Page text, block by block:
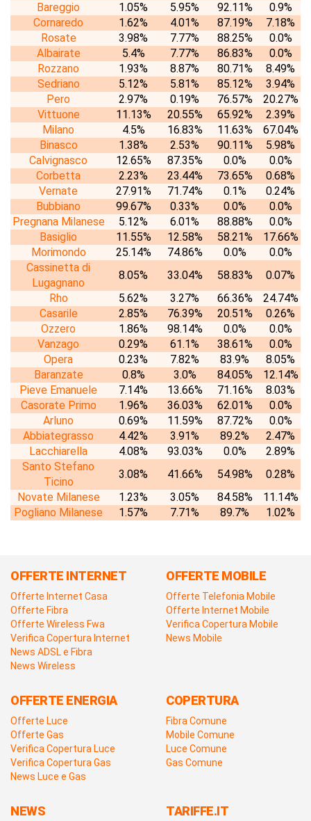
Bareggio
1.05% 5.95% 92.11%
0.9%
Cornaredo
1.62% 4.01% 87.19%
7.18%
Rosate
3.98% 7.77% 88.25%
0.0%
Albairate
5.4% 7.77% 86.83%
0.0%
Rozzano
1.93% 8.87% 80.71%
8.49%
Sedriano
5.12% 5.81% 85.12%
3.94%
Pero
2.97% 0.19% 76.57%
20.27%
Vittuone
11.13% 20.55% 65.92%
2.39%
Milano
4.5% 16.83% 11.63%
67.04%
Binasco
1.38% 2.53% 90.11%
5.98%
Calvignasco
12.65% 87.35% 0.0%
0.0%
Corbetta
2.23% 23.44% 73.65%
0.68%
Vernate
27.91% 71.74% 0.1%
0.24%
Bubbiano
99.67% 0.33% 0.0%
0.0%
Pregnana Milanese
5.12% 6.01% 88.88%
0.0%
Basiglio
11.55% 12.58% 58.21%
17.66%
Morimondo
25.14% 74.86% 0.0%
0.0%
Cassinetta di
Lugagnano
8.05% 33.04% 58.83%
0.07%
Rho
5.62% 3.27% 66.36%
24.74%
Casarile
2.85% 76.39% 20.51%
0.26%
Ozzero
1.86% 98.14% 0.0%
0.0%
Vanzago
0.29% 61.1% 38.61%
0.0%
Opera
0.23% 7.82% 83.9%
8.05%
Baranzate
0.8% 3.0% 84.05%
12.14%
Pieve Emanuele
7.14% 13.66% 71.16%
8.03%
Casorate Primo
1.96% 36.03% 62.01%
0.0%
Arluno
0.69% 11.59% 87.72%
0.0%
Abbiategrasso
4.42% 3.91% 89.2%
2.47%
Lacchiarella
4.08% 93.03% 0.0%
2.89%
Santo Stefano
Ticino
3.08% 41.66% 54.98%
0.28%
Novate Milanese
1.23% 3.05% 84.58%
11.14%
Pogliano Milanese
1.57% 7.71% 89.7% 1.02%
OFFERTE INTERNET
Offerte Internet Casa
Offerte Fibra
Offerte Wireless Fwa
Verifica Copertura Internet
News ADSL e Fibra
News Wireless
OFFERTE MOBILE
Offerte Telefonia Mobile
Offerte Internet Mobile
Verifica Copertura Mobile
News Mobile
OFFERTE ENERGIA
Offerte Luce
Offerte Gas
Verifica Copertura Luce
Verifica Copertura Gas
News Luce e Gas
COPERTURA
Fibra Comune
Mobile Comune
Luce Comune
Gas Comune
NEWS TARIFFE.IT